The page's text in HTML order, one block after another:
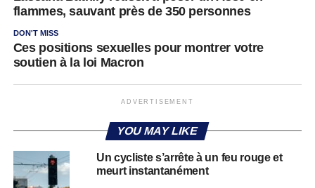
flammes, sauvant près de 350 personnes
DON'T MISS
Ces positions sexuelles pour montrer votre
soutien à la loi Macron
ADVERTISEMENT
YOU MAY LIKE
Un cycliste s’arrête à un feu rouge et
meurt instantanément